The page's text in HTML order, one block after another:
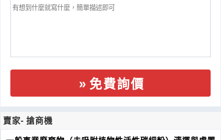
免費詢價
賣家- 搶商機